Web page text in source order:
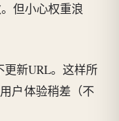
但小心权重浪
更新URL。这样所
户体验稍差（不